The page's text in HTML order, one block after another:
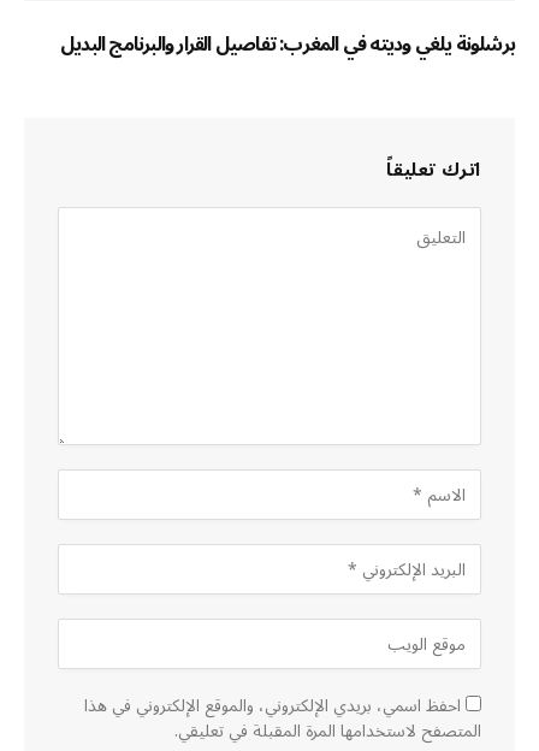
برشلونة يلغي وديته في المغرب: تفاصيل القرار والبرنامج البديل
اترك تعليقاً
احفظ اسمي، بريدي الإلكتروني، والموقع الإلكتروني في هذا
المتصفح لاستخدامها المرة المقبلة في تعليقي.